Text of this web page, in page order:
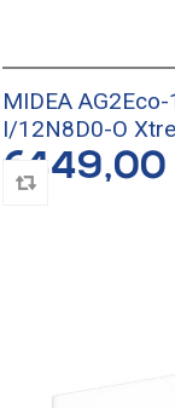
MIDEA
I/12N8D0-O
Κλιματιστικό
€449,00